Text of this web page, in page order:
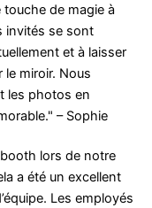
de magie à
invités se sont
et à laisser
miroir. Nous
les photos en
– Sophie
lors de notre
a été un excellent
Les employés